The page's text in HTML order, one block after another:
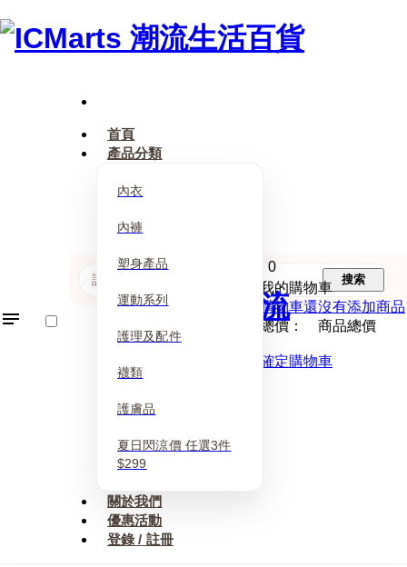
首頁
產品分類
內衣
內褲
塑身產品
運動系列
護理及配件
襪類
護膚品
夏日閃涼價 任選3件
$299
關於我們
優惠活動
登錄 / 註冊
0
我的購物車
購物車還沒有添加商品
總價： 商品總價
確定購物車
搜索